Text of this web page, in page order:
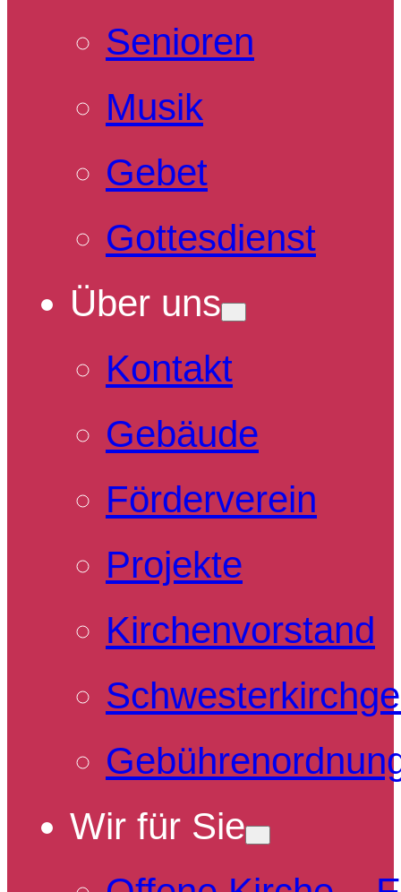
Senioren
Musik
Gebet
Gottesdienst
Über uns
Kontakt
Gebäude
Förderverein
Projekte
Kirchenvorstand
Wir für Sie